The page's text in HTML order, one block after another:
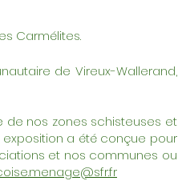
Carmélites.
de Vireux-Wallerand,
de nos zones schisteuses et
a été conçue pour
et nos communes ou